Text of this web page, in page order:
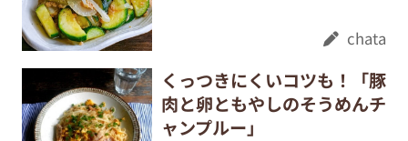
chata
くっつきにくいコツも！「豚
肉と卵ともやしのそうめんチ
ャンプルー」